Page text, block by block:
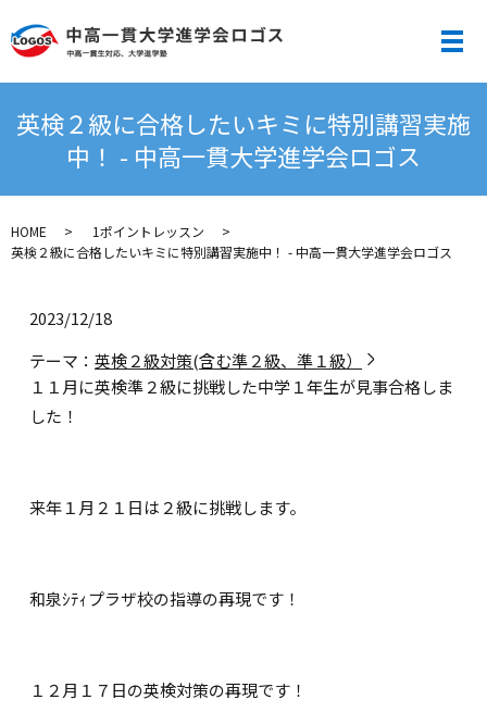
メ
英検２級に合格したいキミに特別講習実施
中！ - 中高一貫大学進学会ロゴス
HOME
1ポイントレッスン
英検２級に合格したいキミに特別講習実施中！ - 中高一貫大学進学会ロゴス
2023/12/18
テーマ：英検２級対策(含む準２級、準１級）
１１月に英検準２級に挑戦した中学１年生が見事合格しま
した！
来年１月２１日は２級に挑戦します。
和泉ｼﾃｨプラザ校の指導の再現です！
１２月１７日の英検対策の再現です！